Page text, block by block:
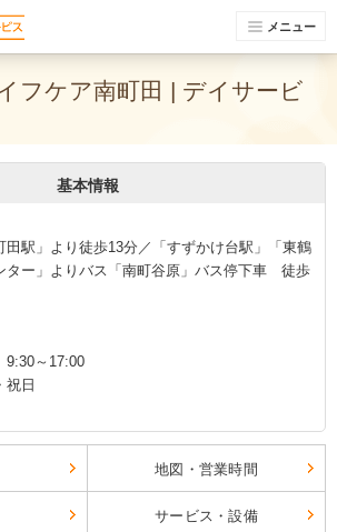
メニュー
フケア南町田 | デイサービ
基本情報
田駅」より徒歩13分／「すずかけ台駅」「東鶴
ター」よりバス「南町谷原」バス停下車 徒歩
9:30～17:00
祝日
地図・営業時間
サービス・設備